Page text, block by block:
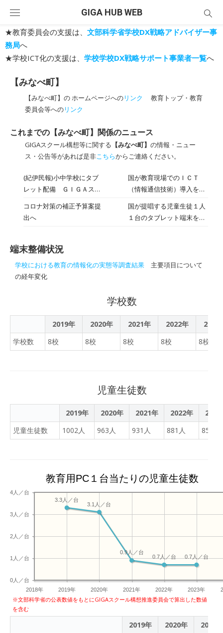
content
GIGA HUB WEB
★教育委員会の支援は、 文部科学省学校DX戦略アドバイザー事
務局へ
★学校ICT化の支援は、 学校学校DX戦略サポート事業者一覧へ
【みなべ町】
【みなべ町】の ホームページへのリンク
教育トップ・教育
委員会等へのリンク
これまでの【みなべ町】関係のニュース
GIGAスクール構想等に関する 【みなべ町】 の情報・ニュー
ス・公告等があれば是非こちらからご連絡ください。
(紀伊民報)小中学校にタブ
レット配備 ＧＩＧＡスク
国が教育現場でのＩＣＴ
（情報通信技術）導入を推
スクール」構想事業で、和
歌山県みなべ町も、各小中
校で設定作業をし、新年度
コロナ対策の補正予算案提
出へ
国が提唱する児童生徒１人
１台のタブレット端末を持
となり、町も当初は来年度
０万円も計上した。
端末整備状況
学校における教育の情報化の実態等調査結果 主要項目について
の経年変化
学校数
2019年 2020年 2021年 2022年
2023
学校数
8校 8校 8校 8校 8校
児童生徒数
2019年 2020年 2021年 2022年
2023
児童生徒数
1002人 963人 931人 881人 855人
教育用PC１台当たりの児童生徒数
2018年 2019年 2020年 2021年 2022年 2023年
0人／台
1人／台
2人／台
3人／台
4人／台
0.7人／台
0.7人／台
0.9人／台
3.1人／台
3.3人／台
※文部科学省の公表数値をもとにGIGAスクール構想推進委員会で算出した数値
を含む
2019年 2020年
2021年